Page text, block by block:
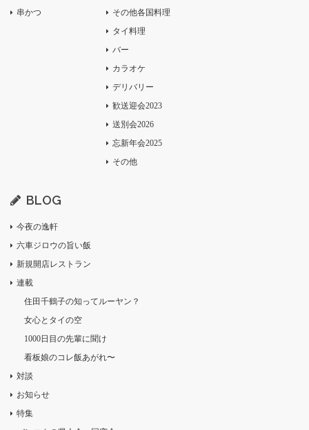
串かつ
その他各国料理
タイ料理
バー
カラオケ
デリバリー
歓送迎会2023
送別会2026
忘新年会2025
その他
BLOG
今夜の逸軒
六車ジロウの旨い飯
新規開店レストラン
連載
住田千鶴子の知ってルーヤン？
女心とタイの空
1000日目の先輩に聞け
看板娘のコレ飯あがれ〜
対談
お知らせ
特集